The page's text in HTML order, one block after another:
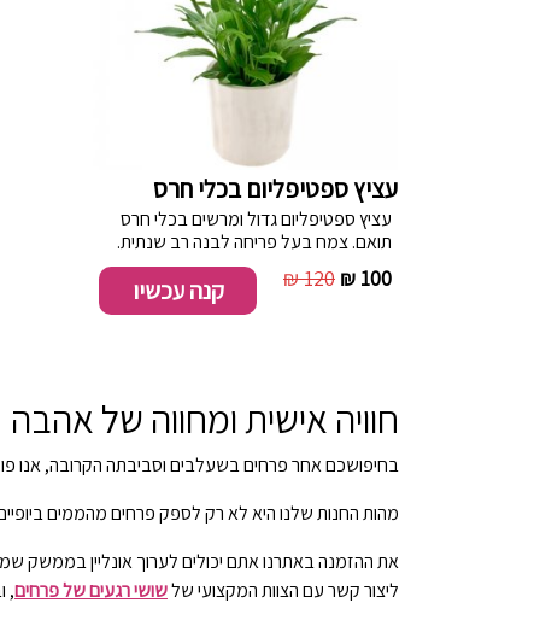
עציץ ספטיפליום בכלי חרס
עציץ ספטיפליום גדול ומרשים בכלי חרס
תואם. צמח בעל פריחה לבנה רב שנתית.
100 ₪
120 ₪ קנה עכשיו
חוויה אישית ומחווה של אהבה
בחיפושכם אחר פרחים בשעלבים וסביבתה הקרובה, אנו
מהות החנות שלנו היא לא רק לספק פרחים מהממים
את ההזמנה באתרנו אתם יכולים לערוך אונליין בממשק
ליצור קשר עם הצוות המקצועי שלשושי רגעים של פרחים,